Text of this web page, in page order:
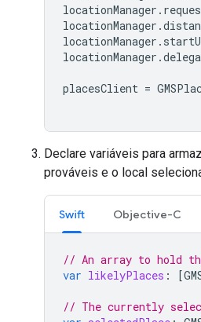
locationManager .
locationManager .
locationManager .
locationManager .
placesClient =
Declare variáveis para
prováveis e o local
Swift Objective-C
// An array to hold
var likelyPlaces : [
// The currently